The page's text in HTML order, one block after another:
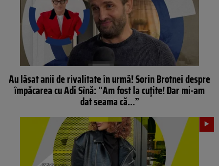
Au lăsat anii de rivalitate în urmă! Sorin Brotnei despre
împăcarea cu Adi Sînă: ”Am fost la cuțite! Dar mi-am
dat seama că…”